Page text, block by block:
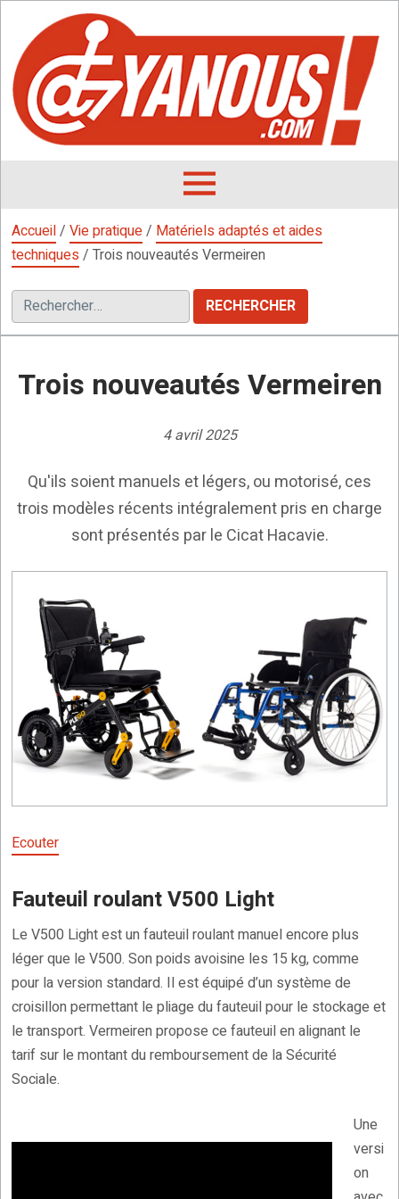
contenu
OUVRIR
MENU
Accueil/ Vie pratique/ Matériels adaptés et aides
techniques/ Trois nouveautés Vermeiren
Rechercher :
Trois nouveautés Vermeiren
4 avril 2025
Qu'ils soient manuels et légers, ou motorisé, ces
trois modèles récents intégralement pris en charge
sont présentés par le Cicat Hacavie.
Ecouter
Fauteuil roulant V500 Light
Le V500 Light est un fauteuil roulant manuel encore plus
léger que le V500. Son poids avoisine les 15 kg, comme
pour la version standard. Il est équipé d’un système de
croisillon permettant le pliage du fauteuil pour le stockage et
le transport. Vermeiren propose ce fauteuil en alignant le
tarif sur le montant du remboursement de la Sécurité
Sociale.
Une
versi
on